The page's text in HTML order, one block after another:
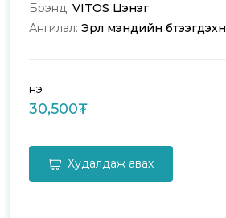
Брэнд: VITOS Цэнэг
Ангилал: Эрүүл мэндийн бүтээгдэхүүн
Үнэ
30,500₮
Худалдаж авах